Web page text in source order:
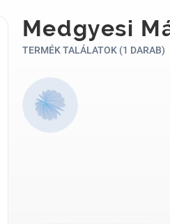
Medgyesi
TERMÉK TALÁLATOK (1 DARAB)